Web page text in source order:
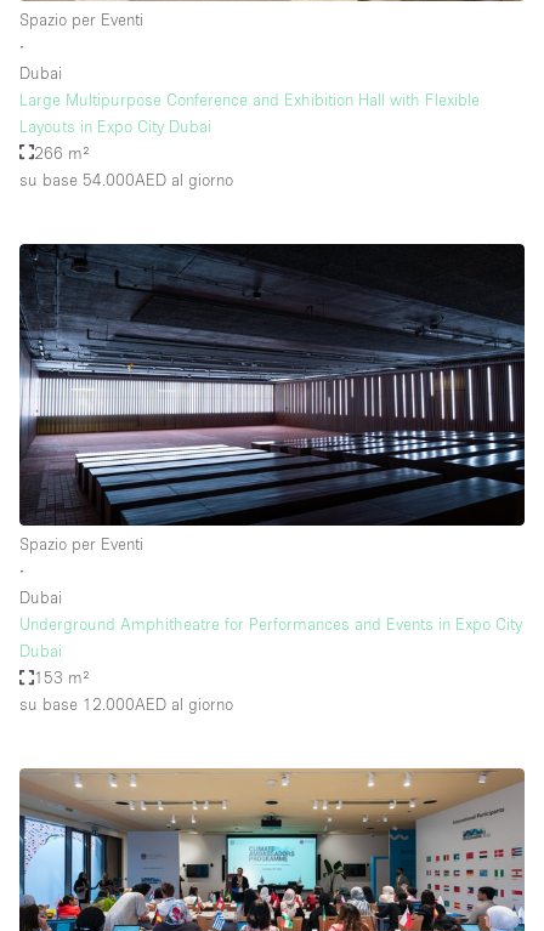
Spazio per Eventi
∙
Dubai
Large Multipurpose Conference and Exhibition Hall with Flexible
Layouts in Expo City Dubai
266 m²
su base 54.000AED al giorno
Spazio per Eventi
∙
Dubai
Underground Amphitheatre for Performances and Events in Expo City
Dubai
153 m²
su base 12.000AED al giorno